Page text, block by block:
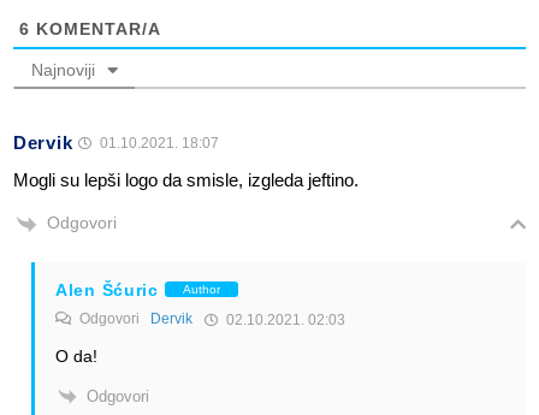
6 KOMENTAR/A
Najnoviji
Dervik 01.10.2021. 18:07
Mogli su lepši logo da smisle, izgleda jeftino.
Odgovori
Alen Šćuric Author
Odgovori Dervik 02.10.2021. 02:03
O da!
Odgovori